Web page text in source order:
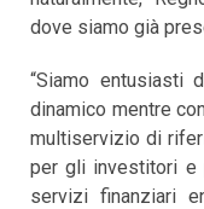
dove siamo già
“Siamo entusiasti
dinamico mentre
multiservizio di
per gli investitori e
servizi finanziari